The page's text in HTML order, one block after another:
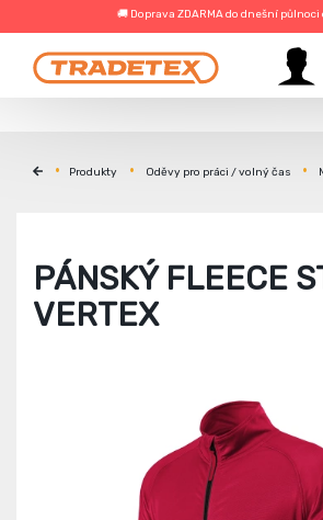
🚚 Doprava ZDARMA do dnešní půlnoci
Produkty Oděvy pro práci / volný čas
PÁNSKÝ FLEECE
VERTEX